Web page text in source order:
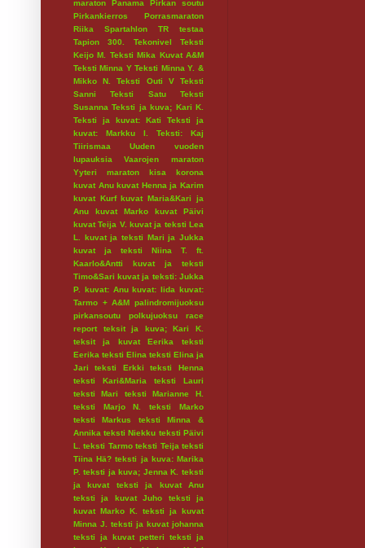
maraton Panama
Pirkan soutu
Pirkankierros
Porrasmaraton
Riika
Spartahlon
TR testaa
Tapion 300.
Tekonivel
Teksti
Keijo M.
Teksti Mika Kuvat A&M
Teksti Minna Y Teksti Minna Y. &
Mikko N.
Teksti Outi V
Teksti
Sanni
Teksti Satu
Teksti
Susanna Teksti ja kuva; Kari K.
Teksti ja kuvat: Kati
Teksti ja
kuvat: Markku I.
Teksti: Kaj
Tiirismaa
Uuden vuoden
lupauksia
Vaarojen maraton
Yyteri maraton
kisa
korona
kuvat Anu kuvat Henna ja Karim
kuvat Kurf kuvat Maria&Kari ja
Anu
kuvat Marko
kuvat Päivi
kuvat Teija V. kuvat ja teksti Lea
L.
kuvat ja teksti Mari ja Jukka
kuvat ja teksti Niina T. ft.
Kaarlo&Antti
kuvat ja teksti
Timo&Sari kuvat ja teksti: Jukka
P.
kuvat: Anu kuvat: Iida kuvat:
Tarmo + A&M palindromijuoksu
pirkansoutu
polkujuoksu
race
report
teksit ja kuva; Kari K.
teksit ja kuvat Eerika
teksti
Eerika teksti Elina teksti Elina ja
Jari
teksti Erkki
teksti Henna
teksti Kari&Maria
teksti Lauri
teksti Mari
teksti Marianne H.
teksti Marjo N.
teksti Marko
teksti Markus
teksti Minna &
Annika teksti Niekku teksti Päivi
L.
teksti Tarmo teksti Teija teksti
Tiina Hä? teksti ja kuva: Marika
P. teksti ja kuva; Jenna K.
teksti
ja kuvat
teksti ja kuvat Anu
teksti ja kuvat Juho
teksti ja
kuvat Marko K.
teksti ja kuvat
Minna J.
teksti ja kuvat johanna
teksti ja kuvat petteri
teksti ja